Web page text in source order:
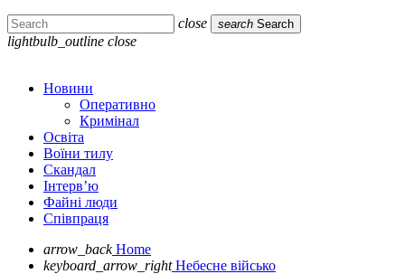
close search Search
lightbulb_outline close
Новини
Оперативно
Кримінал
Освіта
Воїни тилу
Скандал
Інтерв’ю
Файні люди
Співпраця
arrow_back Home
keyboard_arrow_right Небесне військо